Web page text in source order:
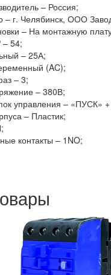
– Россия;
– г. Челябинск, ООО
– На монтажную
– 54;
– 25А;
(AC);
– 3;
– 380В;
управления – «ПУСК»
– Пластик;
контакты – 1NO;